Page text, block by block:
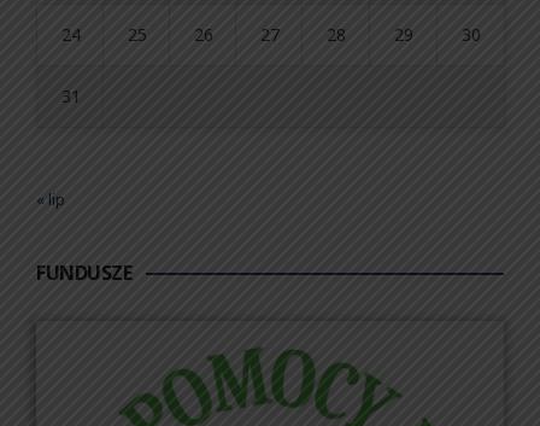
24 25 26 27 28 29 30
31
« lip
FUNDUSZE